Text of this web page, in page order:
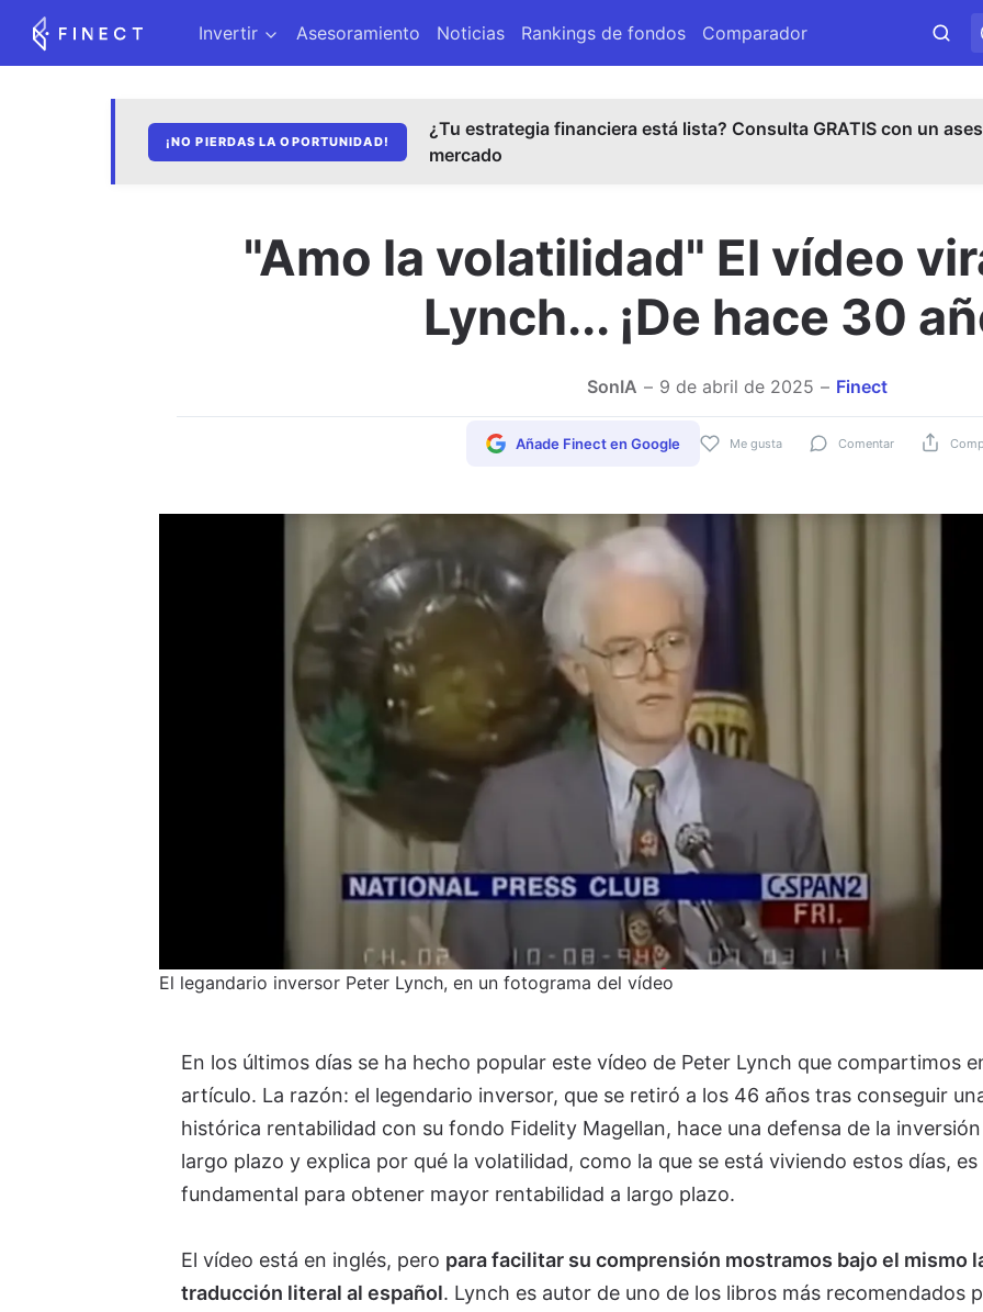
Invertir Asesoramiento Noticias Rankings de fondos Comparador
¡NO PIERDAS LA OPORTUNIDAD!
¿Tu estrategia financiera está lista? Consulta GRATIS con un
mercado
"Amo la volatilidad" El vídeo
Lynch... ¡De hace 30
SonIA 9 de abril de 2025 Finect
Me gusta Comentar
Añade Finect en Google
El legandario inversor Peter Lynch, en un fotograma del vídeo
En los últimos días se ha hecho popular este vídeo de Peter Lynch que compartimos
artículo. La razón: el legendario inversor, que se retiró a los 46 años tras conseguir
histórica rentabilidad con su fondo Fidelity Magellan, hace una defensa de la inversión
largo plazo y explica por qué la volatilidad, como la que se está viviendo estos días, es
fundamental para obtener mayor rentabilidad a largo plazo.
El vídeo está en inglés, pero para facilitar su comprensión mostramos bajo el mismo
traducción literal al español. Lynch es autor de uno de los libros más recomendados